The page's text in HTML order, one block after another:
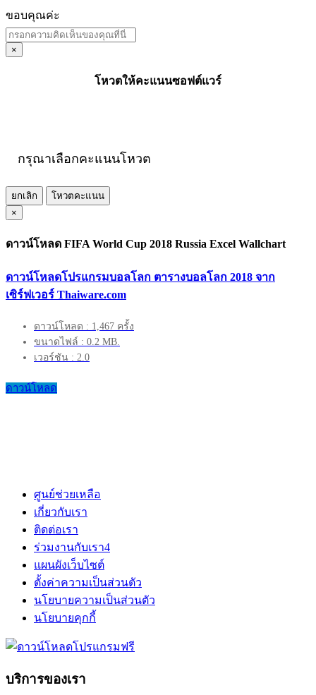
ขอบคุณค่ะ
×
โหวตให้คะแนนซอฟต์แวร์
กรุณาเลือกคะแนนโหวต
ยกเลิก
โหวตคะแนน
×
ดาวน์โหลด FIFA World Cup 2018 Russia Excel Wallchart
ดาวน์โหลดโปรแกรมบอลโลก ตารางบอลโลก 2018 จาก
เซิร์ฟเวอร์ Thaiware.com
ดาวน์โหลด : 1,467 ครั้ง
ขนาดไฟล์ : 0.2 MB.
เวอร์ชัน : 2.0
ดาวน์โหลด
ศูนย์ช่วยเหลือ
เกี่ยวกับเรา
ติดต่อเรา
ร่วมงานกับเรา4
แผนผังเว็บไซต์
ตั้งค่าความเป็นส่วนตัว
นโยบายความเป็นส่วนตัว
นโยบายคุกกี้
บริการของเรา